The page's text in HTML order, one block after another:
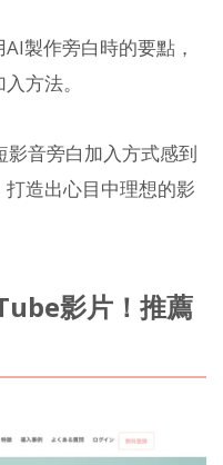
製作旁白時的要點，
方法。
音旁白加入方式感到
造出心目中理想的影
影片！推薦